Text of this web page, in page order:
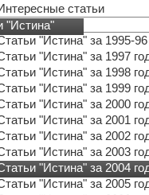
статьи
"Истина"
"Истина" за 1995-
"Истина" за 1997
"Истина" за 1998
"Истина" за 1999
"Истина" за 2000
"Истина" за 2001
"Истина" за 2002
"Истина" за 2003
"Истина" за 2004
"Истина" за 2005